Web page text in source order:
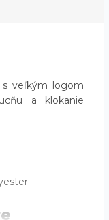
s veľkým logom
a klokanie